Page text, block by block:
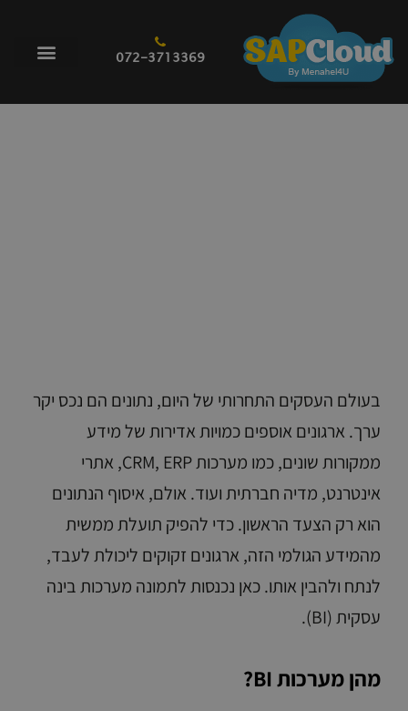
072-3713369
בעולם העסקים התחרותי של היום, נתונים הם נכס יקר
ערך. ארגונים אוספים כמויות אדירות של מידע
ממקורות שונים, כמו מערכות CRM, ERP, אתרי
אינטרנט, מדיה חברתית ועוד. אולם, איסוף הנתונים
הוא רק הצעד הראשון. כדי להפיק תועלת ממשית
מהמידע הגולמי הזה, ארגונים זקוקים ליכולת לעבד,
לנתח ולהבין אותו. כאן נכנסות לתמונה מערכות בינה
עסקית (BI).
מהן מערכות BI?